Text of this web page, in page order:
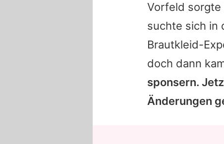
Vorfeld
suchte sich in
Brautkleid-
doch dann
sponsern.
Änderungen